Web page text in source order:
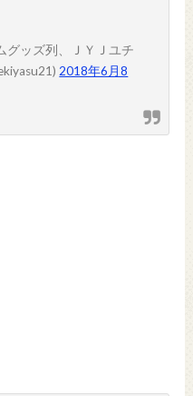
ッズ列、ＪＹＪユチ
2018年6月8